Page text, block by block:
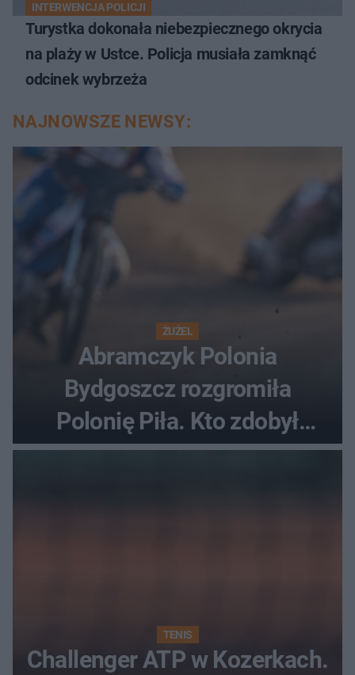
INTERWENCJA POLICJI
Turystka dokonała niebezpiecznego okrycia
na plaży w Ustce. Policja musiała zamknąć
odcinek wybrzeża
NAJNOWSZE NEWSY:
ŻUŻEL
Abramczyk Polonia
Bydgoszcz rozgromiła
Polonię Piła. Kto zdobył
najwięcej punktów?
TENIS
Challenger ATP w Kozerkach.